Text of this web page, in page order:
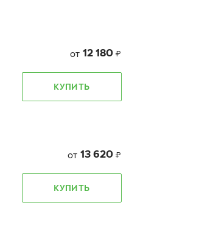
от 12 180 ₽
КУПИТЬ
от 13 620 ₽
КУПИТЬ